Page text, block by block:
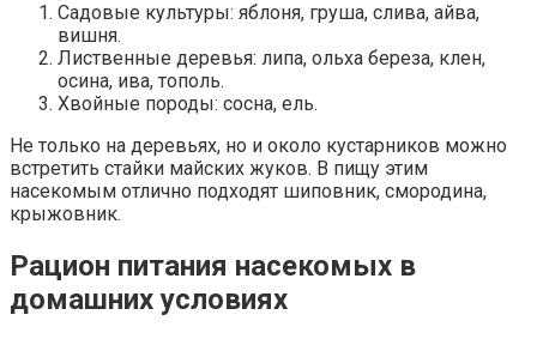
Садовые культуры: яблоня, груша, слива, айва,
вишня.
Лиственные деревья: липа, ольха береза, клен,
осина, ива, тополь.
Хвойные породы: сосна, ель.
Не только на деревьях, но и около кустарников можно
встретить стайки майских жуков. В пищу этим
насекомым отлично подходят шиповник, смородина,
крыжовник.
Рацион питания насекомых в
домашних условиях